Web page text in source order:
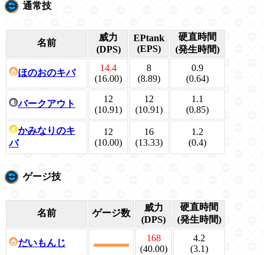
通常技
名前
威力
(DPS)
EPtank
(EPS)
硬直時間
(発生時間)
ほのおのキバ
14.4
(16.00)
8
(8.89)
0.9
(0.64)
バークアウト
12
(10.91)
12
(10.91)
1.1
(0.85)
かみなりのキ
バ
12
(10.00)
16
(13.33)
1.2
(0.4)
ゲージ技
名前 ゲージ数
威力
(DPS)
硬直時間
(発生時間)
だいもんじ
168
(40.00)
4.2
(3.1)